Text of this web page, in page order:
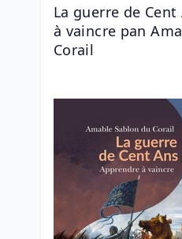
La guerre de
à vaincre pan
Corail